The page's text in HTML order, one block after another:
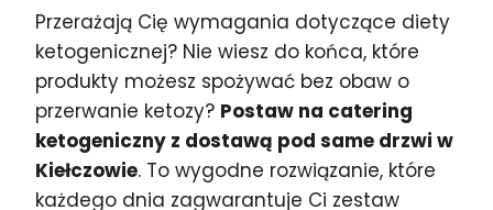
Przerażają Cię wymagania dotyczące diety
ketogenicznej? Nie wiesz do końca, które
produkty możesz spożywać bez obaw o
przerwanie ketozy? Postaw na catering
ketogeniczny z dostawą pod same drzwi w
Kiełczowie. To wygodne rozwiązanie, które
każdego dnia zagwarantuje Ci zestaw